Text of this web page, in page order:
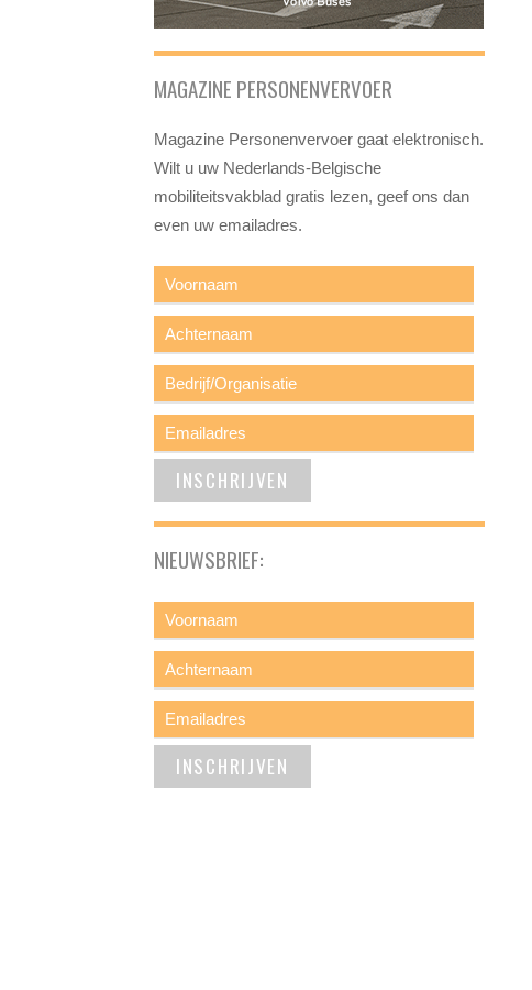
MAGAZINE PERSONENVERVOER
Magazine Personenvervoer gaat elektronisch.
Wilt u uw Nederlands-Belgische
mobiliteitsvakblad gratis lezen, geef ons dan
even uw emailadres.
NIEUWSBRIEF: